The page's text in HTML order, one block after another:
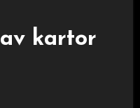
kartor